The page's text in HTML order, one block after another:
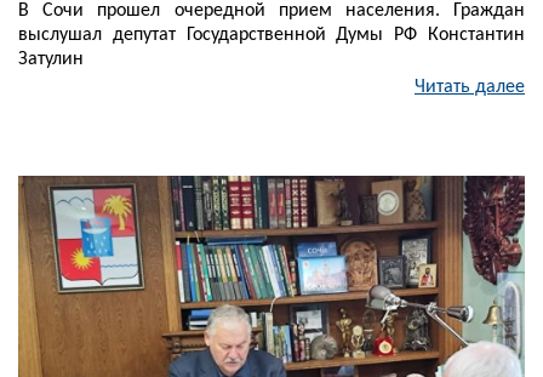
В Сочи прошел очередной прием населения. Граждан
выслушал депутат Государственной Думы РФ Константин
Затулин
Читать далее